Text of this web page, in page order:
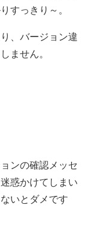
すっきり～。
、バージョン違
ません。
ンの確認メッセ
惑かけてしまい
いとダメです